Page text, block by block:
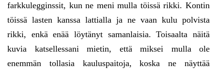
farkkulegginssit, kun ne meni mulla töissä rikki. Kontin
töissä lasten kanssa lattialla ja ne vaan kulu polvista
rikki, enkä enää löytänyt samanlaisia. Toisaalta näitä
kuvia katsellessani mietin, että miksei mulla ole
enemmän tollasia kauluspaitoja, koska ne näyttää